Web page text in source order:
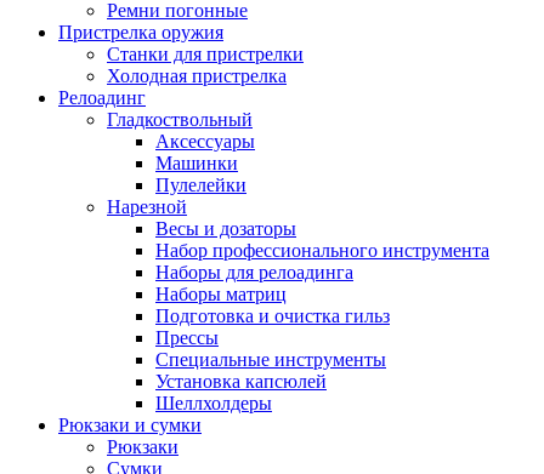
Ремни погонные
Пристрелка оружия
Станки для пристрелки
Холодная пристрелка
Релоадинг
Гладкоствольный
Аксессуары
Машинки
Пулелейки
Нарезной
Весы и дозаторы
Набор профессионального инструмента
Наборы для релоадинга
Наборы матриц
Подготовка и очистка гильз
Прессы
Специальные инструменты
Установка капсюлей
Шеллхолдеры
Рюкзаки и сумки
Рюкзаки
Сумки